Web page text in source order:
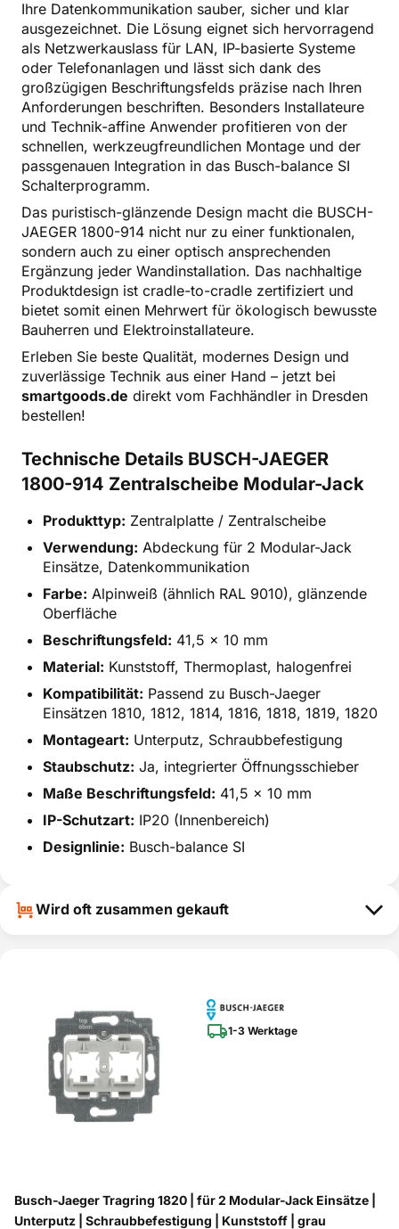
Ihre Datenkommunikation sauber, sicher und klar
ausgezeichnet. Die Lösung eignet sich hervorragend
als Netzwerkauslass für LAN, IP-basierte Systeme
oder Telefonanlagen und lässt sich dank des
großzügigen Beschriftungsfelds präzise nach Ihren
Anforderungen beschriften. Besonders Installateure
und Technik-affine Anwender profitieren von der
schnellen, werkzeugfreundlichen Montage und der
passgenauen Integration in das Busch-balance SI
Schalterprogramm.
Das puristisch-glänzende Design macht die BUSCH-
JAEGER 1800-914 nicht nur zu einer funktionalen,
sondern auch zu einer optisch ansprechenden
Ergänzung jeder Wandinstallation. Das nachhaltige
Produktdesign ist cradle-to-cradle zertifiziert und
bietet somit einen Mehrwert für ökologisch bewusste
Bauherren und Elektroinstallateure.
Erleben Sie beste Qualität, modernes Design und
zuverlässige Technik aus einer Hand – jetzt bei
smartgoods.de direkt vom Fachhändler in Dresden
bestellen!
Technische Details BUSCH-JAEGER
1800-914 Zentralscheibe Modular-Jack
Produkttyp: Zentralplatte / Zentralscheibe
Verwendung: Abdeckung für 2 Modular-Jack
Einsätze, Datenkommunikation
Farbe: Alpinweiß (ähnlich RAL 9010), glänzende
Oberfläche
Beschriftungsfeld: 41,5 x 10 mm
Material: Kunststoff, Thermoplast, halogenfrei
Kompatibilität: Passend zu Busch-Jaeger
Einsätzen 1810, 1812, 1814, 1816, 1818, 1819, 1820
Montageart: Unterputz, Schraubbefestigung
Staubschutz: Ja, integrierter Öffnungsschieber
Maße Beschriftungsfeld: 41,5 x 10 mm
IP-Schutzart: IP20 (Innenbereich)
Designlinie: Busch-balance SI
Wird oft zusammen gekauft
1-3 Werktage
Busch-Jaeger Tragring 1820 | für 2 Modular-Jack Einsätze |
Unterputz | Schraubbefestigung | Kunststoff | grau